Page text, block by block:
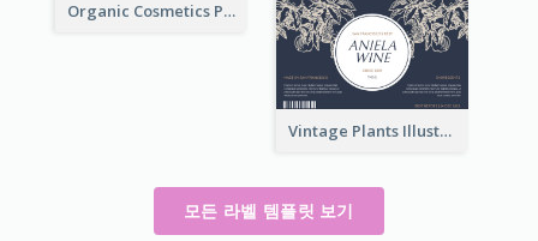
Organic Cosmetics Product Label
Vintage Plants Illustration Wine Label
모든 라벨 템플릿 보기